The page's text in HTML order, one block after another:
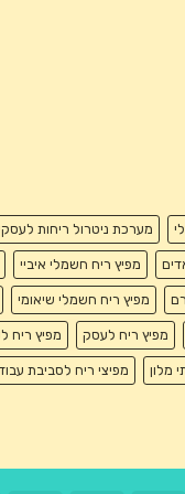
מערכת ניטרול ריחות
מפיץ ריח חשמלי איביי
מפיץ ריח חשמלי שיאומי
מפיץ ריח לעסק מפיץ ריח
מלון מפיצי ריח לסביבת